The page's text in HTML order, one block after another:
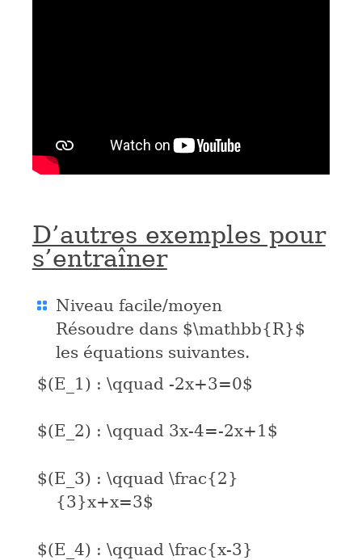
D’autres exemples pour
s’entraîner
Niveau facile/moyen
Résoudre dans $\mathbb{R}$
les équations suivantes.
$(E_1) : \qquad -2x+3=0$
$(E_2) : \qquad 3x-4=-2x+1$
$(E_3) : \qquad \frac{2}
{3}x+x=3$
$(E_4) : \qquad \frac{x-3}